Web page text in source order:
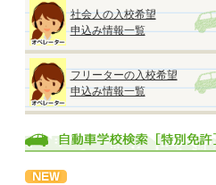
社会人の入校希望
申込み情報一覧
フリーターの入校希望
申込み情報一覧